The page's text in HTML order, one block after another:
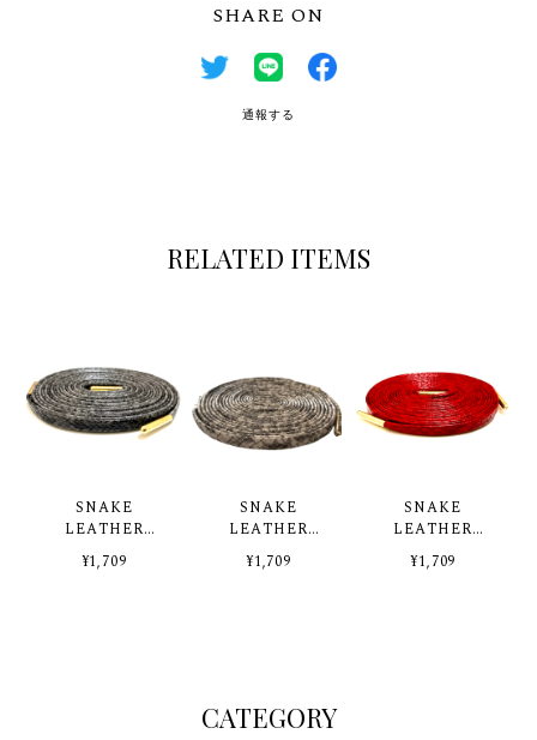
SHARE ON
通報する
RELATED ITEMS
SNAKE
LEATHER
SHOELACES
【BLACK】
¥1,709
SNAKE
LEATHER
SHOELACES
【WHITE】
¥1,709
SNAKE
LEATHER
SHOELACES
【RED】
¥1,709
CATEGORY